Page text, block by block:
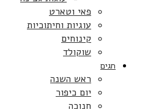
פאי וטארט
עוגיות וחיתוכיות
קינוחים
שוקולד
חגים
ראש השנה
יום כיפור
חנוכה